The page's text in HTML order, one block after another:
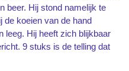
beer. Hij stond namelijk te
de koeien van de hand
leeg. Hij heeft zich blijkbaar
9 stuks is de telling dat